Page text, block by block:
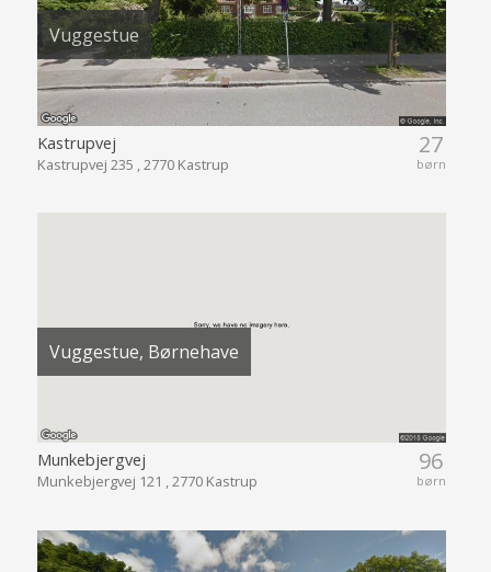
Vuggestue
27
børn
Kastrupvej
Kastrupvej 235 , 2770 Kastrup
Vuggestue, Børnehave
96
børn
Munkebjergvej
Munkebjergvej 121 , 2770 Kastrup